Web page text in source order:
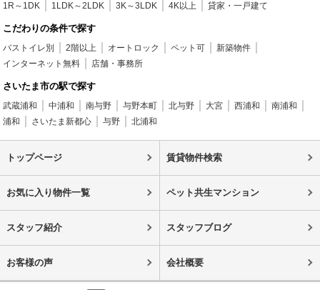
1R～1DK 1LDK～2LDK 3K～3LDK 4K以上 貸家・一戸建て
こだわりの条件で探す
バストイレ別 2階以上 オートロック ペット可
新築物件
インターネット無料
店舗・事務所
さいたま市の駅で探す
武蔵浦和 中浦和 南与野 与野本町 北与野 大宮 西浦和
南浦和
浦和
さいたま新都心 与野 北浦和
トップページ 賃貸物件検索
お気に入り物件一覧 ペット共生マンション
スタッフ紹介 スタッフブログ
お客様の声 会社概要